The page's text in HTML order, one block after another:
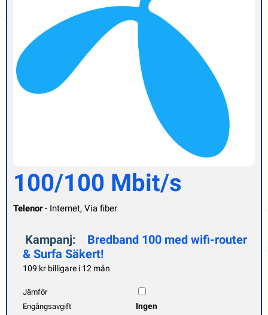
100/100 Mbit/s
Telenor- Internet, Via fiber
Kampanj:
Bredband 100 med wifi-router
& Surfa Säkert!
109 kr billigare i 12 mån
Jämför
Engångsavgift
Ingen